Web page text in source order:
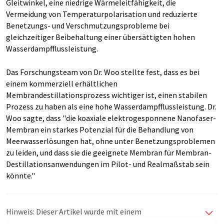
Gleitwinkel, eine niedrige Wärmeleitfähigkeit, die
Vermeidung von Temperaturpolarisation und reduzierte
Benetzungs- und Verschmutzungsprobleme bei
gleichzeitiger Beibehaltung einer übersättigten hohen
Wasserdampfflussleistung.
Das Forschungsteam von Dr. Woo stellte fest, dass es bei
einem kommerziell erhältlichen
Membrandestillationsprozess wichtiger ist, einen stabilen
Prozess zu haben als eine hohe Wasserdampfflussleistung. Dr.
Woo sagte, dass "die koaxiale elektrogesponnene Nanofaser-
Membran ein starkes Potenzial für die Behandlung von
Meerwasserlösungen hat, ohne unter Benetzungsproblemen
zu leiden, und dass sie die geeignete Membran für Membran-
Destillationsanwendungen im Pilot- und Realmaßstab sein
könnte."
Hinweis: Dieser Artikel wurde mit einem